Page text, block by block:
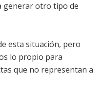
generar otro tipo de
esta situación, pero
lo propio para
que no representan a